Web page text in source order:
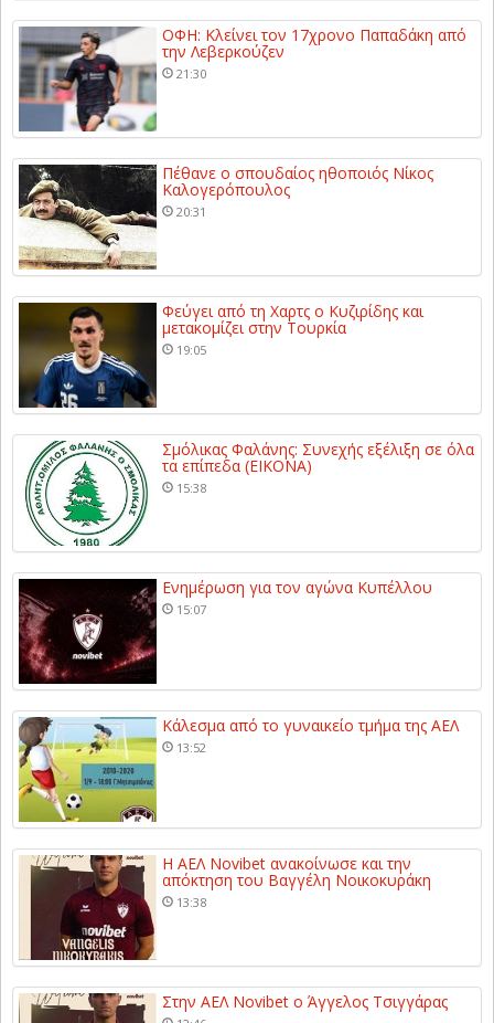
ΟΦΗ: Κλείνει τον 17χρονο Παπαδάκη από
την Λεβερκούζεν
21:30
Πέθανε ο σπουδαίος ηθοποιός Νίκος
Καλογερόπουλος
20:31
Φεύγει από τη Χαρτς ο Κυζιρίδης και
μετακομίζει στην Τουρκία
19:05
Σμόλικας Φαλάνης: Συνεχής εξέλιξη σε όλα
τα επίπεδα (ΕΙΚΟΝΑ)
15:38
Ενημέρωση για τον αγώνα Κυπέλλου
15:07
Κάλεσμα από το γυναικείο τμήμα της ΑΕΛ
13:52
Η ΑΕΛ Novibet ανακοίνωσε και την
απόκτηση του Βαγγέλη Νοικοκυράκη
13:38
Στην ΑΕΛ Novibet ο Άγγελος Τσιγγάρας